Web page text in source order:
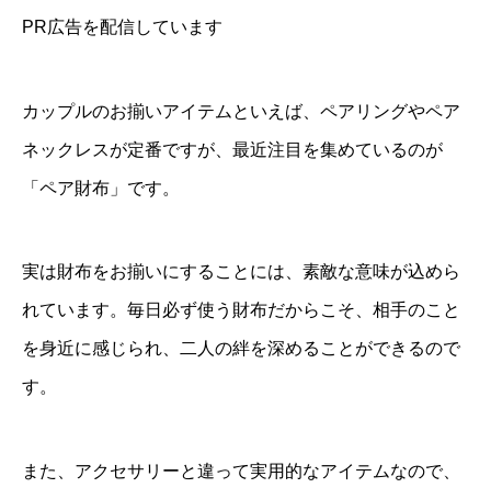
PR広告を配信しています
カップルのお揃いアイテムといえば、ペアリングやペア
ネックレスが定番ですが、最近注目を集めているのが
「ペア財布」です。
実は財布をお揃いにすることには、素敵な意味が込めら
れています。毎日必ず使う財布だからこそ、相手のこと
を身近に感じられ、二人の絆を深めることができるので
す。
また、アクセサリーと違って実用的なアイテムなので、